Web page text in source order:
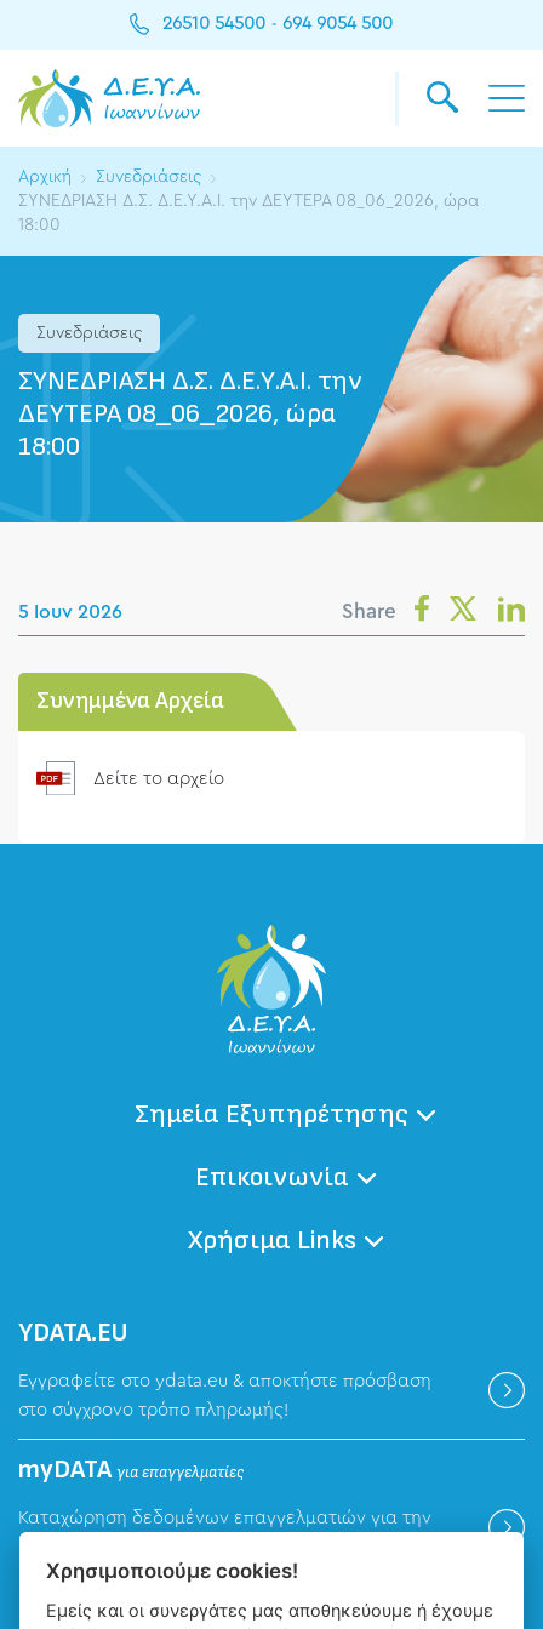
26510 54500 - 694 9054 500
Αρχική
Συνεδριάσεις
ΣΥΝΕΔΡΙΑΣΗ Δ.Σ. Δ.Ε.Υ.Α.Ι. την ΔΕΥΤΕΡΑ 08_06_2026, ώρα
18:00
Συνεδριάσεις
ΣΥΝΕΔΡΙΑΣΗ Δ.Σ. Δ.Ε.Υ.Α.Ι. την
ΔΕΥΤΕΡΑ 08_06_2026, ώρα
18:00
5 Ιουν 2026 Share
Συνημμένα Αρχεία
Δείτε το αρχείο
Σημεία Εξυπηρέτησης
Επικοινωνία
Χρήσιμα Links
ΥDATA.EU
Εγγραφείτε στο ydata.eu & αποκτήστε πρόσβαση
στο σύγχρονο τρόπο πληρωμής!
myDATAγια επαγγελματίες
Καταχώρηση δεδομένων επαγγελματιών για την
Χρησιμοποιούμε cookies!
Εμείς και οι συνεργάτες μας αποθηκεύουμε ή έχουμε